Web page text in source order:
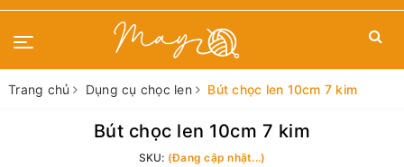
Trang chủ Dụng cụ chọc len Bút chọc len 10cm 7 kim
Bút chọc len 10cm 7 kim
SKU: (Đang cập nhật...)